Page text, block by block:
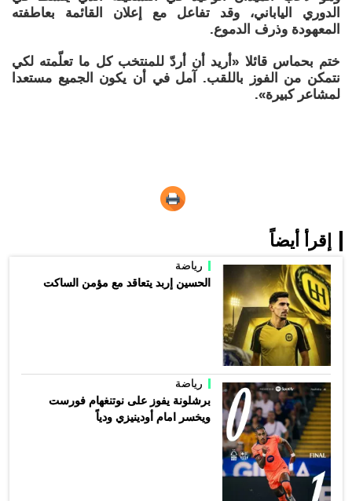
الدوري الياباني، وقد تفاعل مع إعلان القائمة بعاطفته
المعهودة وذرف الدموع.
ختم بحماس قائلا «أريد أن أردّ للمنتخب كل ما تعلّمته لكي
نتمكن من الفوز باللقب. آمل في أن يكون الجميع مستعدا
لمشاعر كبيرة».
إقرأ أيضاً
رياضة
الحسين إربد يتعاقد مع مؤمن الساكت
رياضة
برشلونة يفوز على نوتنغهام فورست
ويخسر امام أودينيزي ودياً